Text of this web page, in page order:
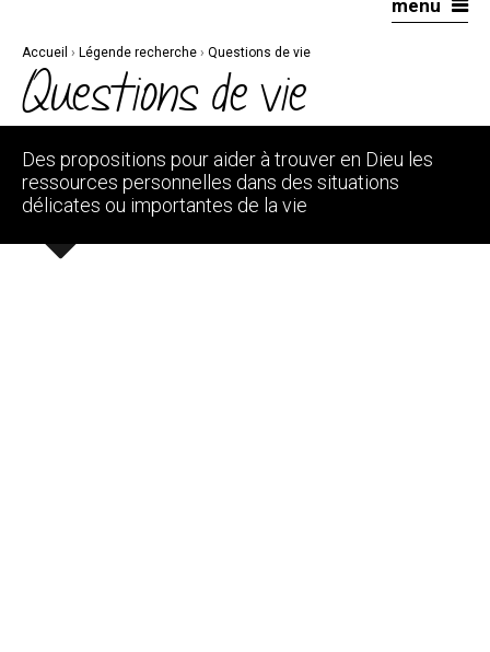
navigation
menu
Accueil › Légende recherche › Questions de vie
Questions de vie
Des propositions pour aider à trouver en Dieu les
ressources personnelles dans des situations
délicates ou importantes de la vie